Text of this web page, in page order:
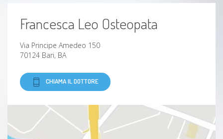
Sciatalgia
Fascite plantare
Cervicalgia
Brachialgia
Francesca Leo Osteopata
Via Principe Amedeo 150
70124 Bari, BA
CHIAMA IL DOTTORE